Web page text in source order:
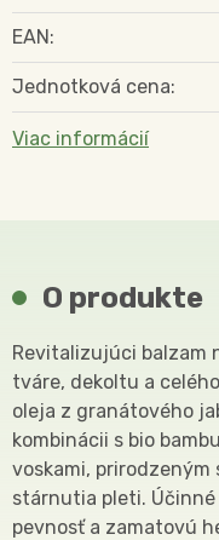
EAN:
Jednotková cena:
Viac informácií
O produkte
Revitalizujúci balzam
tváre, dekoltu a
oleja z granátového
kombinácii s bio
voskami, prirodzeným
stárnutia pleti.
pevnosť a zamatovú